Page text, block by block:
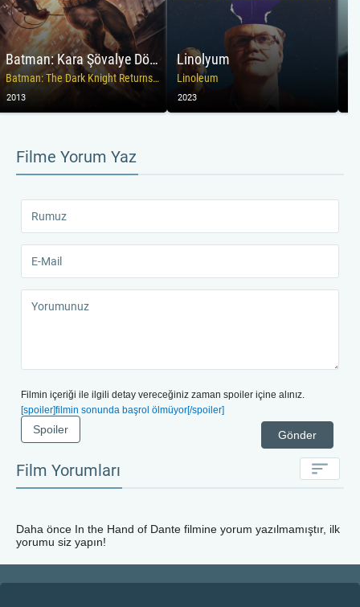
Batman: Kara Şövalye Dönüyor
Batman: The Dark Knight Returns, Part 2
2013
Linolyum
Linoleum
2023
Filme Yorum Yaz
Filmin içeriği ile ilgili detay vereceğiniz zaman spoiler içine alınız.
[spoiler]filmin sonunda başrol ölmüyor[/spoiler]
Gönder
Spoiler
Film Yorumları
Daha önce In the Hand of Dante filmine yorum yazılmamıştır, ilk
yorumu siz yapın!